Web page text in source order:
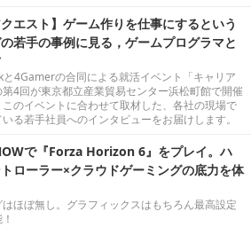
クエスト】ゲーム作りを仕事にするという
若手の事例に見る，ゲームプログラマと
4Gamerの合同による就活イベント「キャリア
4回が東京都立産業貿易センター浜松町館で開催
のイベントに合わせて取材した、各社の現場で
る若手社員へのインタビューをお届けします。
で『Forza Horizon 6』をプレイ。ハ
ローラー×クラウドゲーミングの底力を体
ほぼ無し。グラフィックスはもちろん最高設定